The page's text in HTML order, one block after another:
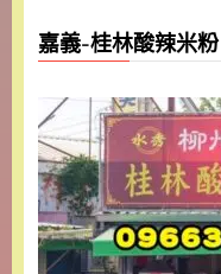
嘉義-桂林酸辣米粉